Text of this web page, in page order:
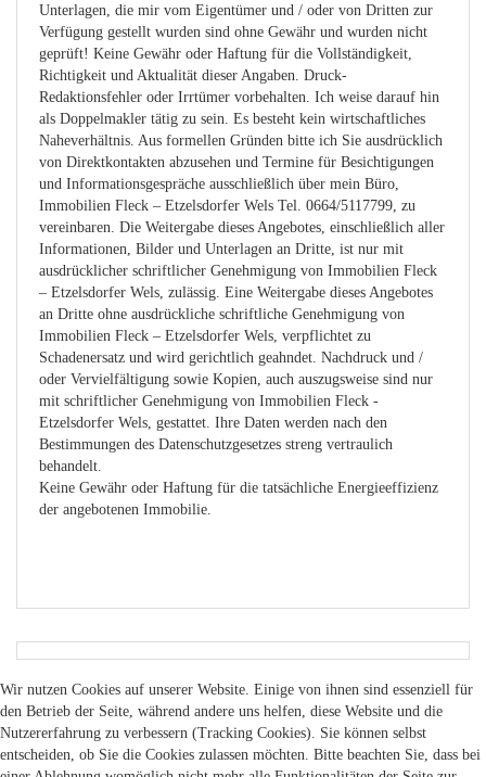
Unterlagen, die mir vom Eigentümer und / oder von Dritten zur
Verfügung gestellt wurden sind ohne Gewähr und wurden nicht
geprüft! Keine Gewähr oder Haftung für die Vollständigkeit,
Richtigkeit und Aktualität dieser Angaben. Druck-
Redaktionsfehler oder Irrtümer vorbehalten. Ich weise darauf hin
als Doppelmakler tätig zu sein. Es besteht kein wirtschaftliches
Naheverhältnis. Aus formellen Gründen bitte ich Sie ausdrücklich
von Direktkontakten abzusehen und Termine für Besichtigungen
und Informationsgespräche ausschließlich über mein Büro,
Immobilien Fleck – Etzelsdorfer Wels Tel. 0664/5117799, zu
vereinbaren. Die Weitergabe dieses Angebotes, einschließlich aller
Informationen, Bilder und Unterlagen an Dritte, ist nur mit
ausdrücklicher schriftlicher Genehmigung von Immobilien Fleck
– Etzelsdorfer Wels, zulässig. Eine Weitergabe dieses Angebotes
an Dritte ohne ausdrückliche schriftliche Genehmigung von
Immobilien Fleck – Etzelsdorfer Wels, verpflichtet zu
Schadenersatz und wird gerichtlich geahndet. Nachdruck und /
oder Vervielfältigung sowie Kopien, auch auszugsweise sind nur
mit schriftlicher Genehmigung von Immobilien Fleck -
Etzelsdorfer Wels, gestattet. Ihre Daten werden nach den
Bestimmungen des Datenschutzgesetzes streng vertraulich
behandelt.
Keine Gewähr oder Haftung für die tatsächliche Energieeffizienz
der angebotenen Immobilie.
Wir nutzen Cookies auf unserer Website. Einige von ihnen sind essenziell für
den Betrieb der Seite, während andere uns helfen, diese Website und die
Nutzererfahrung zu verbessern (Tracking Cookies). Sie können selbst
entscheiden, ob Sie die Cookies zulassen möchten. Bitte beachten Sie, dass bei